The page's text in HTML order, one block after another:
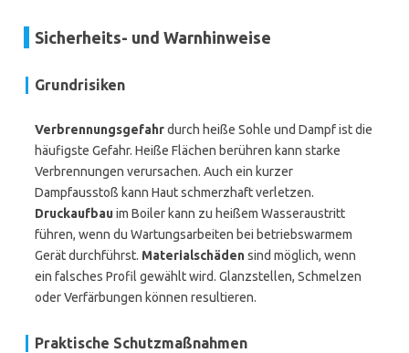
Sicherheits- und Warnhinweise
Grundrisiken
Verbrennungsgefahrdurch heiße Sohle und Dampf ist die
häufigste Gefahr. Heiße Flächen berühren kann starke
Verbrennungen verursachen. Auch ein kurzer
Dampfausstoß kann Haut schmerzhaft verletzen.
Druckaufbauim Boiler kann zu heißem Wasseraustritt
führen, wenn du Wartungsarbeiten bei betriebswarmem
Gerät durchführst. Materialschädensind möglich, wenn
ein falsches Profil gewählt wird. Glanzstellen, Schmelzen
oder Verfärbungen können resultieren.
Praktische Schutzmaßnahmen